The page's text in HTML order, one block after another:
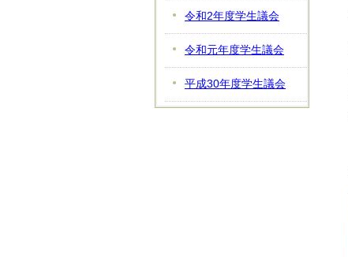
令和2年度学生議会
令和元年度学生議会
平成30年度学生議会